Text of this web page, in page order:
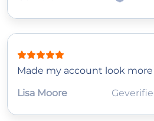
Made my account look more
Lisa Moore